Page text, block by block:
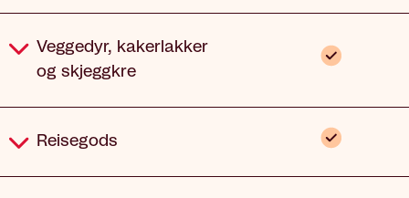
Veggedyr, kakerlakker
og skjeggkre
Inkludert
Reisegods Inkludert